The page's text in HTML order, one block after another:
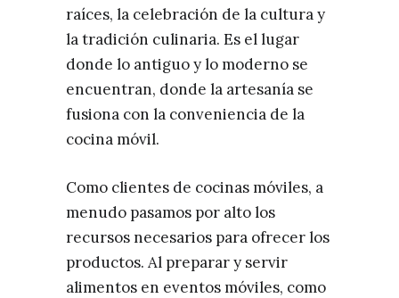
raíces, la celebración de la cultura y
la tradición culinaria. Es el lugar
donde lo antiguo y lo moderno se
encuentran, donde la artesanía se
fusiona con la conveniencia de la
cocina móvil.
Como clientes de cocinas móviles, a
menudo pasamos por alto los
recursos necesarios para ofrecer los
productos. Al preparar y servir
alimentos en eventos móviles, como